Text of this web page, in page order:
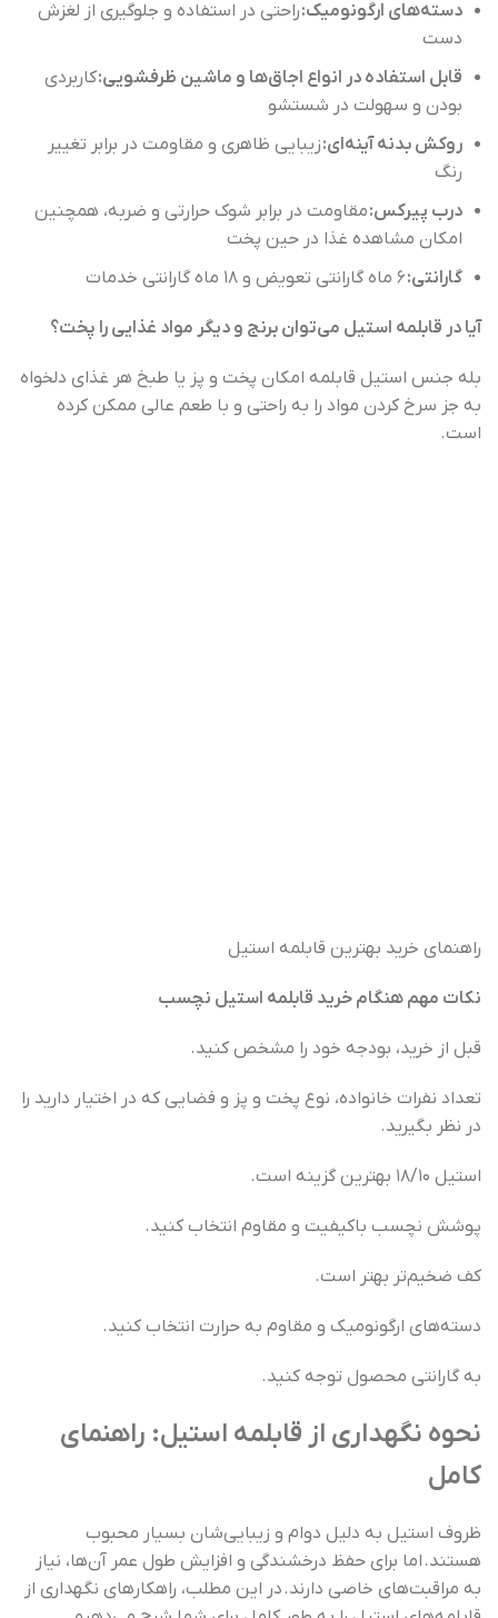
دسته‌های ارگونومیک:راحتی در استفاده و جلوگیری از لغزش
دست
قابل استفاده در انواع اجاق‌ها و ماشین ظرفشویی:کاربردی
بودن و سهولت در شستشو
روکش بدنه آینه‌ای:زیبایی ظاهری و مقاومت در برابر تغییر
رنگ
درب پیرکس:مقاومت در برابر شوک حرارتی و ضربه، همچنین
امکان مشاهده غذا در حین پخت
گارانتی:
آیا در قابلمه استیل می‌توان برنج و دیگر مواد غذایی را پخت؟
بله جنس استیل قابلمه امکان پخت و پز یا طبخ هر غذای دلخواه
به جز سرخ کردن مواد را به راحتی و با طعم عالی ممکن کرده
است.
راهنمای خرید بهترین قابلمه استیل
نکات مهم هنگام خرید قابلمه استیل نچسب
قبل از خرید، بودجه خود را مشخص کنید.
تعداد نفرات خانواده، نوع پخت و پز و فضایی که در اختیار دارید را
در نظر بگیرید.
استیل ۱۸/۱۰ بهترین گزینه است.
پوشش نچسب باکیفیت و مقاوم انتخاب کنید.
کف ضخیم‌تر بهتر است.
دسته‌های ارگونومیک و مقاوم به حرارت انتخاب کنید.
به گارانتی محصول توجه کنید.
نحوه نگهداری از قابلمه‌ استیل: راهنمای
کامل
ظروف استیل به دلیل دوام و زیبایی‌شان بسیار محبوب
هستند. اما برای حفظ درخشندگی و افزایش طول عمر آن‌ها، نیاز
به مراقبت‌های خاصی دارند. در این مطلب، راهکارهای نگهداری از